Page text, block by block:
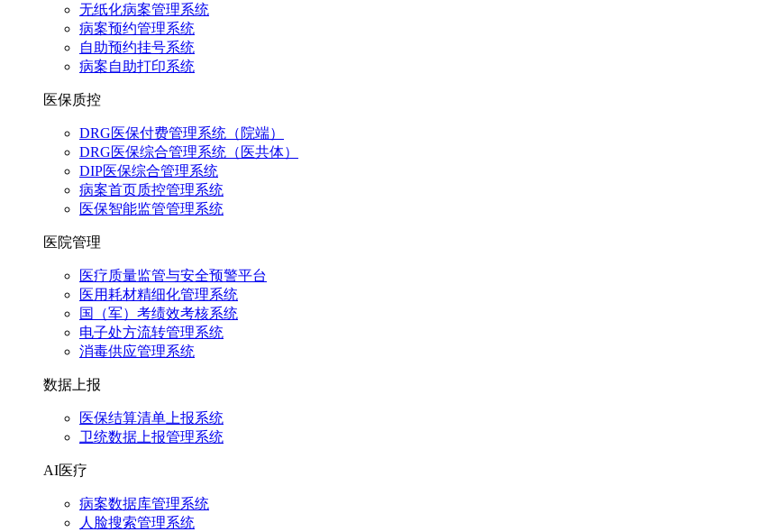
无纸化病案管理系统
病案预约管理系统
自助预约挂号系统
病案自助打印系统
医保质控
DRG医保付费管理系统（院端）
DRG医保综合管理系统（医共体）
DIP医保综合管理系统
病案首页质控管理系统
医保智能监管管理系统
医院管理
医疗质量监管与安全预警平台
医用耗材精细化管理系统
国（军）考绩效考核系统
电子处方流转管理系统
消毒供应管理系统
数据上报
医保结算清单上报系统
卫统数据上报管理系统
AI医疗
病案数据库管理系统
人脸搜索管理系统